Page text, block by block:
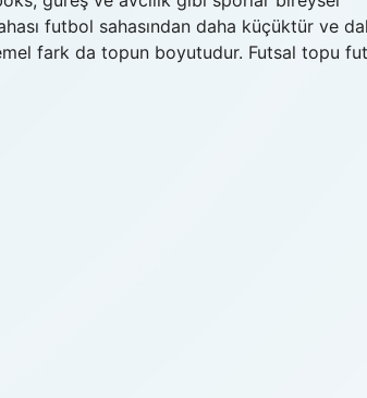
futbol sahasından daha küçüktür ve
fark da topun boyutudur. Futsal topu